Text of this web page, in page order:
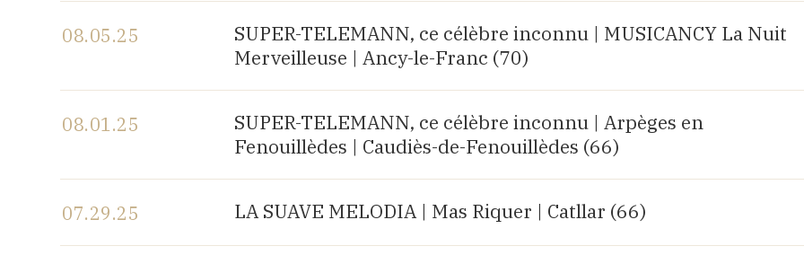
08.05.25
SUPER-TELEMANN, ce célèbre inconnu | MUSICANCY La Nuit
Merveilleuse | Ancy-le-Franc (70)
08.01.25
SUPER-TELEMANN, ce célèbre inconnu | Arpèges en
Fenouillèdes | Caudiès-de-Fenouillèdes (66)
07.29.25 LA SUAVE MELODIA | Mas Riquer | Catllar (66)